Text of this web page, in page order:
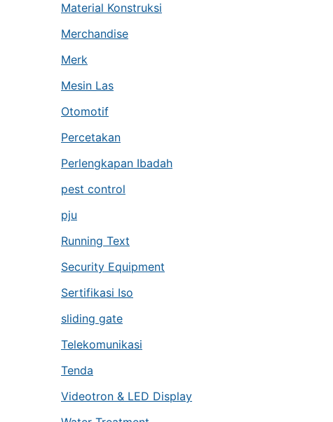
Material Konstruksi
Merchandise
Merk
Mesin Las
Otomotif
Percetakan
Perlengkapan Ibadah
pest control
pju
Running Text
Security Equipment
Sertifikasi Iso
sliding gate
Telekomunikasi
Tenda
Videotron & LED Display